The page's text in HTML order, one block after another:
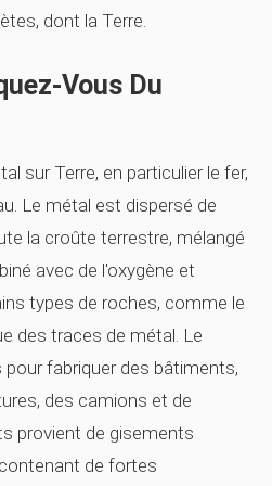
dont la Terre.
Vous Du
sur Terre, en particulier le fer,
Le métal est dispersé de
la croûte terrestre, mélangé
avec de l'oxygène et
types de roches, comme le
des traces de métal. Le
fabriquer des bâtiments,
des camions et de
provient de gisements
de fortes